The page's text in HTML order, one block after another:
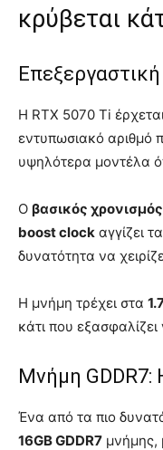
κρύβεται
Η RTX 5070 Ti
εντυπωσιακό αριθμό
υψηλότερα μοντέλα
Ο βασικός χρονισμός
boost clock αγγίζει τα
δυνατότητα να
Η μνήμη τρέχει στα
κάτι που
Μνήμη GDDR7:
Ένα από τα πιο
16GB GDDR7 μνήμης,